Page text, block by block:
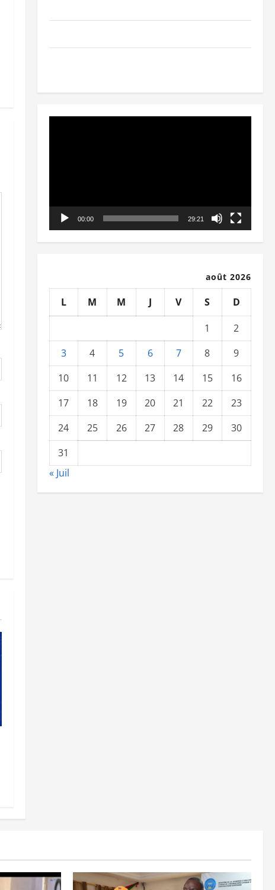
00:00 29:21
août 2026
L M M J V S
D
1
2
3
4 5 6 7 8
9
10
11 12 13 14 15
16
17
18 19 20 21 22
23
24
25 26 27 28 29
30
31
« Juil